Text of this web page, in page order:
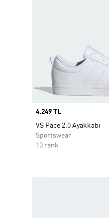
Price
4.249 TL
VS Pace 2.0 Ayakkabı
Sportswear
10 renk